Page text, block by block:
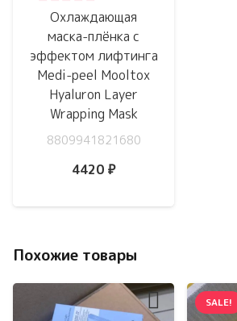
Охлаждающая
маска-плёнка с
эффектом лифтинга
Medi-peel Mooltox
Hyaluron Layer
Wrapping Mask
8809941821680
4420 ₽
Похожие товары
SALE!